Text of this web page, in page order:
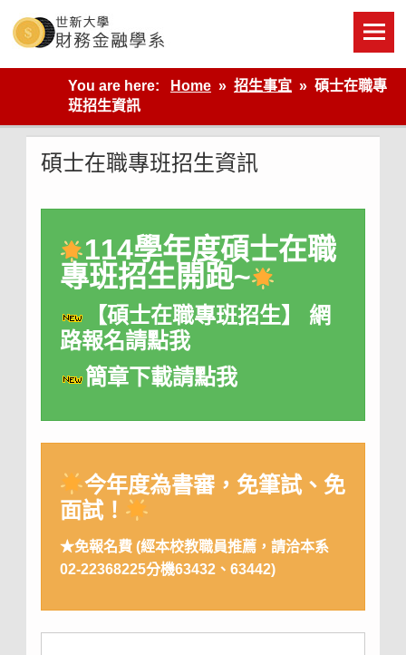
content
世新大學財金系網站
You are here:
Home 招生事宜
碩士在職專
班招生資訊
碩士在職專班招生資訊
114學年度碩士在職
專班招生開跑~
【碩士在職專班招生】 網
路報名請點我
簡章下載請點我
今年度為書審，免筆試、免
面試！
★免報名費 (經本校教職員推薦，請洽本系
02-22368225分機63432、63442)